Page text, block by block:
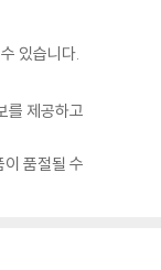
있습니다.
를 제공하고
품절될 수